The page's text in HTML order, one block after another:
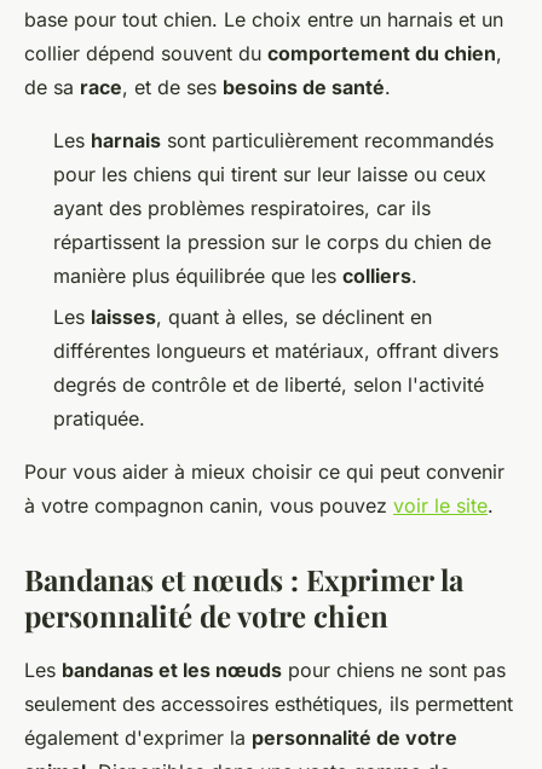
base pour tout chien. Le choix entre un harnais et un
collier dépend souvent du comportement du chien,
de sa race, et de ses besoins de santé.
Les harnais sont particulièrement recommandés
pour les chiens qui tirent sur leur laisse ou ceux
ayant des problèmes respiratoires, car ils
répartissent la pression sur le corps du chien de
manière plus équilibrée que les colliers.
Les laisses, quant à elles, se déclinent en
différentes longueurs et matériaux, offrant divers
degrés de contrôle et de liberté, selon l'activité
pratiquée.
Pour vous aider à mieux choisir ce qui peut convenir
à votre compagnon canin, vous pouvez voir le site.
Bandanas et nœuds : Exprimer la
personnalité de votre chien
Les bandanas et les nœuds pour chiens ne sont pas
seulement des accessoires esthétiques, ils permettent
également d'exprimer la personnalité de votre